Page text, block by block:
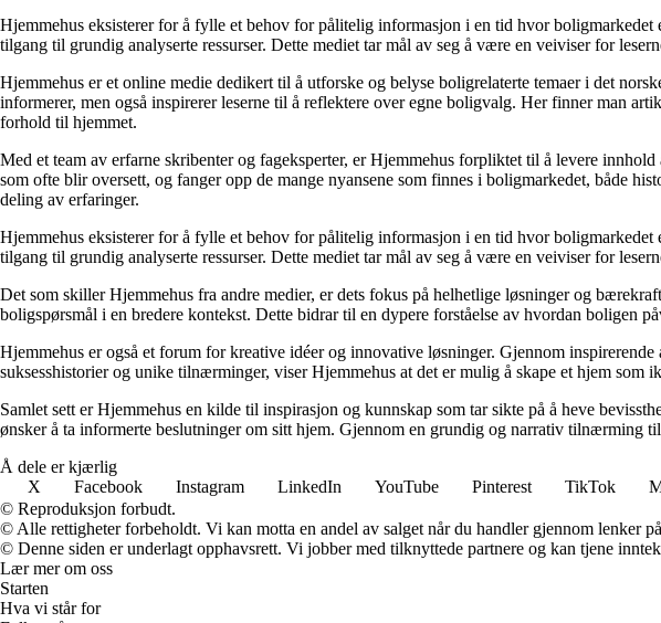
Hjemmehus eksisterer for å fylle et behov for pålitelig informasjon i en tid hvor
tilgang til grundig analyserte ressurser. Dette mediet tar mål av seg å være en veiviser for
Hjemmehus er et online medie dedikert til å utforske og belyse boligrelaterte temaer i det
informerer, men også inspirerer leserne til å reflektere over egne boligvalg. Her finner man
forhold til hjemmet.
Med et team av erfarne skribenter og fageksperter, er Hjemmehus forpliktet til å levere
som ofte blir oversett, og fanger opp de mange nyansene som finnes i boligmarkedet, både
deling av erfaringer.
Hjemmehus eksisterer for å fylle et behov for pålitelig informasjon i en tid hvor
tilgang til grundig analyserte ressurser. Dette mediet tar mål av seg å være en veiviser for
Det som skiller Hjemmehus fra andre medier, er dets fokus på helhetlige løsninger og
boligspørsmål i en bredere kontekst. Dette bidrar til en dypere forståelse av hvordan boligen
Hjemmehus er også et forum for kreative idéer og innovative løsninger. Gjennom
suksesshistorier og unike tilnærminger, viser Hjemmehus at det er mulig å skape et hjem som
Samlet sett er Hjemmehus en kilde til inspirasjon og kunnskap som tar sikte på å heve
ønsker å ta informerte beslutninger om sitt hjem. Gjennom en grundig og narrativ
Å dele er kjærlig
X
Facebook Instagram LinkedIn YouTube Pinterest TikTok
© Reproduksjon forbudt.
© Alle rettigheter forbeholdt. Vi kan motta en andel av salget når du handler gjennom lenker
© Denne siden er underlagt opphavsrett. Vi jobber med tilknyttede partnere og kan tjene
Lær mer om oss
Starten
Hva vi står for